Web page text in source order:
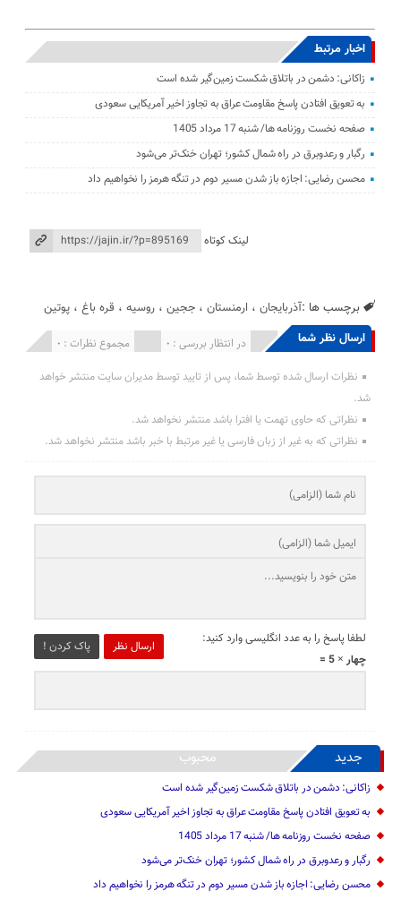
اخبار مرتبط
زاکانی: دشمن در باتلاق شکست زمین‌گیر شده است
به تعویق افتادن پاسخ مقاومت عراق به تجاوز اخیر آمریکایی سعودی
صفحه نخست روزنامه ها/ شنبه 17 مرداد 1405
رگبار و رعدوبرق در راه شمال کشور؛ تهران خنک‌تر می‌شود
محسن رضایی: اجازه باز شدن مسیر دوم در تنگه هرمز را نخواهیم داد
لینک کوتاه
برچسب ها :آذربایجان ، ارمنستان ،ججین ،روسیه ، قره باغ ،پوتین
ارسال نظر شما مجموع نظرات : 0 در انتظار بررسی : 0 انتشار یافته : 0
نظرات ارسال شده توسط شما، پس از تایید توسط مدیران سایت منتشر خواهد
شد.
نظراتی که حاوی تهمت یا افترا باشد منتشر نخواهد شد.
نظراتی که به غیر از زبان فارسی یا غیر مرتبط با خبر باشد منتشر نخواهد شد.
ارسال نظر پاک کردن !
لطفا پاسخ را به عدد انگلیسی وارد کنید:
چهار × 5 =
جدید محبوب
زاکانی: دشمن در باتلاق شکست زمین‌گیر شده است
به تعویق افتادن پاسخ مقاومت عراق به تجاوز اخیر آمریکایی سعودی
صفحه نخست روزنامه ها/ شنبه 17 مرداد 1405
رگبار و رعدوبرق در راه شمال کشور؛ تهران خنک‌تر می‌شود
محسن رضایی: اجازه باز شدن مسیر دوم در تنگه هرمز را نخواهیم داد